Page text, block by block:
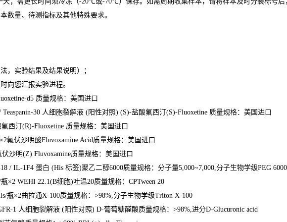
数量、待测指标及其他特殊要求。
，实验结果及结果说明）；
向您汇报实验进程。
d5 质量规格：美国进口
30 人细胞裂解液 (阳性对照) (S)-盐酸氟西汀 (S)-Fluoxetine 质量规格：美国进口
西汀 (R)-Fluoxetine 质量规格：美国进口
2氟伏沙明酸Fluvoxamine Acid 质量规格：美国进口
伏沙明(Z) Fluvoxamine质量规格：美国进口
/ IL-1F4 蛋白 (His 标签)聚乙二醇6000质量规格：分子量5,000~7,000, 分子生物学级PEG 6000
瓶×2 WEHI 22.1(B细胞) 吐温20质量规格： CPTween 20
瓶×2曲拉通X-100质量规格： >98%, 分子生物学级Triton X-100
1 人细胞裂解液 (阳性对照) D-葡萄糖醛酸质量规格： >98%, 进分D-Glucuronic acid